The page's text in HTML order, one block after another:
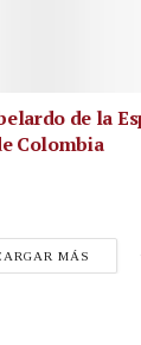
de la
Colombia
MÁS